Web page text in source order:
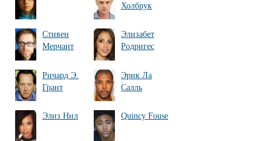
Холбрук
Стивен
Мерчант
Элизабет
Родригес
Ричард Э.
Грант
Эрик Ла
Салль
Элиз Нил Quincy Fouse